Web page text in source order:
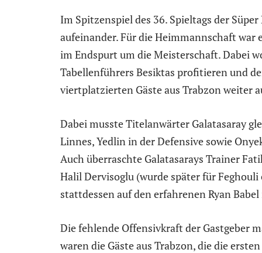
Im Spitzenspiel des 36. Spieltags der
aufeinander. Für die Heimmannschaft
im Endspurt um die Meisterschaft. Dabei
Tabellenführers Besiktas profitieren und
viertplatzierten Gäste aus Trabzon weiter
Dabei musste Titelanwärter Galatasaray
Linnes, Yedlin in der Defensive sowie
Auch überraschte Galatasarays Trainer
Halil Dervisoglu (wurde später für
stattdessen auf den erfahrenen Ryan
Die fehlende Offensivkraft der Gastgeber
waren die Gäste aus Trabzon, die die